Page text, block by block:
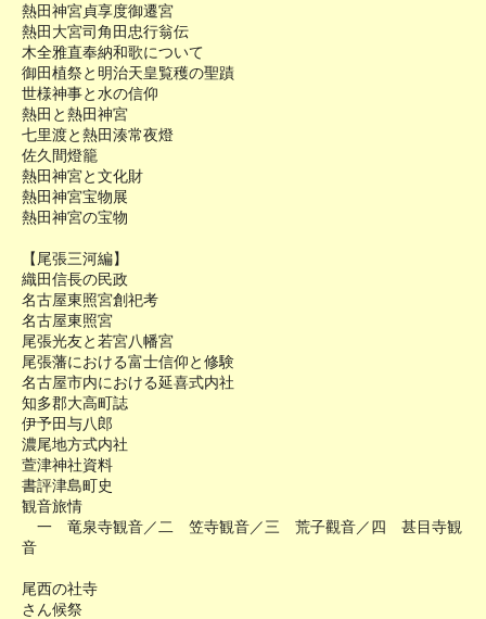
熱田神宮貞享度御遷宮
熱田大宮司角田忠行翁伝
木全雅直奉納和歌について
御田植祭と明治天皇覧穫の聖蹟
世様神事と水の信仰
熱田と熱田神宮
七里渡と熱田湊常夜燈
佐久間燈籠
熱田神宮と文化財
熱田神宮宝物展
熱田神宮の宝物
【尾張三河編】
織田信長の民政
名古屋東照宮創祀考
名古屋東照宮
尾張光友と若宮八幡宮
尾張藩における富士信仰と修験
名古屋市内における延喜式内社
知多郡大高町誌
伊予田与八郎
濃尾地方式内社
萱津神社資料
書評津島町史
観音旅情
一 竜泉寺観音／二 笠寺観音／三 荒子觀音／四 甚目寺観
音
尾西の社寺
さん候祭